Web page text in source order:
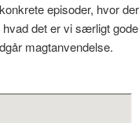
episoder, hvor
det er vi særligt
magtanvendelse.